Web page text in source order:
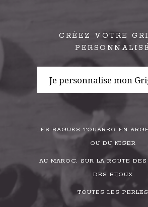
CRÉEZ VOTRE
Je personnalise mon
LES BAGUES TOUAREG EN
OU DU NIGER
AU MAROC, SUR LA ROUTE
DES BIJOUX
TOUTES LES PERLES